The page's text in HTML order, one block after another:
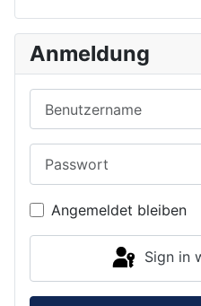
Anmeldung
Angemeldet bleiben
Sign in